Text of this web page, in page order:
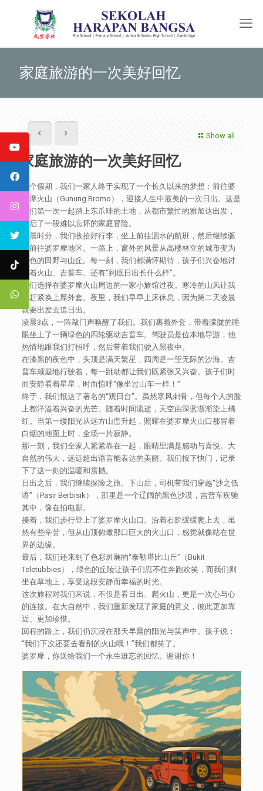
家庭旅游的一次美好回忆
Show all
家庭旅游的一次美好回忆
这个假期，我们一家人终于实现了一个长久以来的梦想：前往婆
罗摩火山（Gunung Bromo），迎接人生中最美的一次日出。这是
我们第一次一起踏上东爪哇的土地，从都市繁忙的雅加达出发，
开启了一段难以忘怀的家庭冒险。
清晨时分，我们收拾好行李，坐上前往泗水的航班，然后继续驱
车前往婆罗摩地区。一路上，窗外的风景从高楼林立的城市变为
绿色的田野与山丘。每一刻，我们都满怀期待，孩子们兴奋地讨
论着火山、吉普车、还有“到底日出长什么样”。
我们选择在婆罗摩火山周边的一家小旅馆过夜。寒冷的山风让我
们赶紧换上厚外套。夜里，我们早早上床休息，因为第二天凌晨
就要出发去追日出。
凌晨3点，一阵敲门声唤醒了我们。我们裹着外套，带着朦胧的睡
眼坐上了一辆绿色的四轮驱动吉普车。驾驶员是位本地导游，他
热情地跟我们打招呼，然后带着我们驶入黑夜中。
在漆黑的夜色中，头顶是满天繁星，四周是一望无际的沙海。吉
普车颠簸地行驶着，每一跳动都让我们既紧张又兴奋。孩子们时
而安静看着星星，时而惊呼“像坐过山车一样！”
终于，我们抵达了著名的“观日台”。虽然寒风刺骨，但每个人的脸
上都洋溢着兴奋的光芒。随着时间流逝，天空由深蓝渐渐染上橘
红。当第一缕阳光从远方山峦升起，照耀在婆罗摩火山口那冒着
白烟的地面上时，全场一片寂静。
那一刻，我们全家人紧紧靠在一起，眼睛里满是感动与喜悦。大
自然的伟大，远远超出语言能表达的美丽。我们按下快门，记录
下了这一刻的温暖和震撼。
日出之后，我们继续探险之旅。下山后，司机带我们穿越“沙之低
语”（Pasir Berbisik），那里是一个辽阔的黑色沙漠，吉普车疾驰
其中，像在拍电影。
接着，我们步行登上了婆罗摩火山口。沿着石阶缓缓爬上去，虽
然有些辛苦，但从山顶俯瞰那口巨大的火山口，感觉就像站在世
界的边缘。
最后，我们还来到了色彩斑斓的“泰勒塔比山丘”（Bukit
Teletubbies），绿色的丘陵让孩子们忍不住奔跑欢笑，而我们则
坐在草地上，享受这段安静而幸福的时光。
这次旅程对我们来说，不仅是看日出、爬火山，更是一次心与心
的连接。在大自然中，我们重新发现了家庭的意义，彼此更加靠
近、更加珍惜。
回程的路上，我们仍沉浸在那天早晨的阳光与笑声中。孩子说：
“我们下次还要去看别的火山哦！”我们都笑了。
婆罗摩，你送给我们一个永生难忘的回忆。谢谢你！